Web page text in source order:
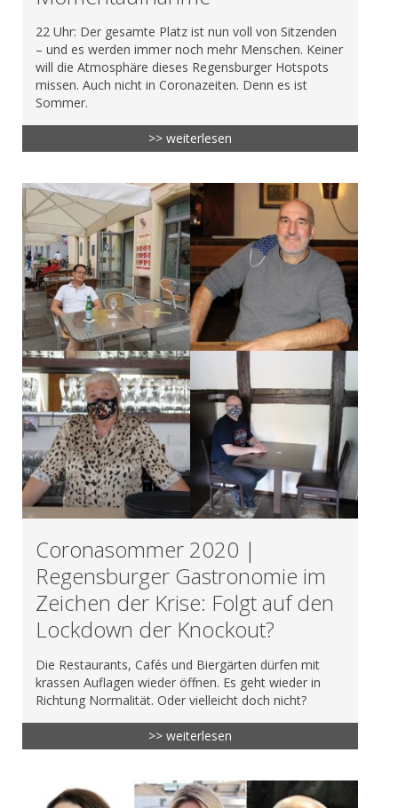
22 Uhr: Der gesamte Platz ist nun voll von Sitzenden
– und es werden immer noch mehr Menschen. Keiner
will die Atmosphäre dieses Regensburger Hotspots
missen. Auch nicht in Coronazeiten. Denn es ist
Sommer.
>> weiterlesen
Coronasommer 2020 |
Regensburger Gastronomie im
Zeichen der Krise: Folgt auf den
Lockdown der Knockout?
Die Restaurants, Cafés und Biergärten dürfen mit
krassen Auflagen wieder öffnen. Es geht wieder in
Richtung Normalität. Oder vielleicht doch nicht?
>> weiterlesen